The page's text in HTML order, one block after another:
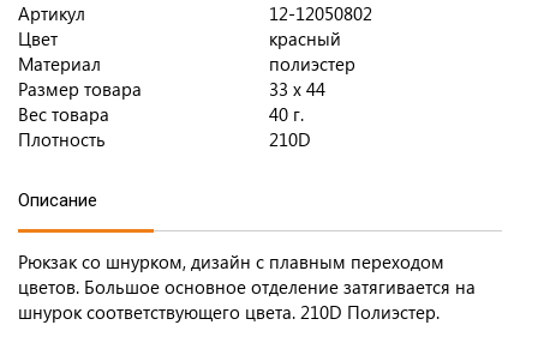
Артикул
12-12050802
Цвет
красный
Материал
полиэстер
Размер товара
33 х 44
Вес товара
40 г.
Плотность
210D
Описание
Рюкзак со шнурком, дизайн с плавным переходом
цветов. Большое основное отделение затягивается на
шнурок соответствующего цвета. 210D Полиэстер.